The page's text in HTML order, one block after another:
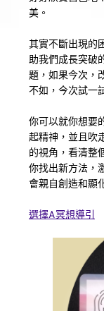
美。
其實不斷出現的
助我們成長突破
題，如果今次，
不如，今次試一
你可以就你想要
起精神，並且吹
的視角，看清整
你找出新方法，
會親自創造和顯
選擇A冥想導引